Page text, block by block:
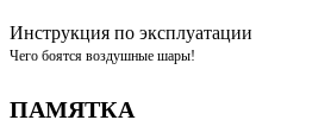
Инструкция по эксплуатации
Чего боятся воздушные шары!
ПАМЯТКА